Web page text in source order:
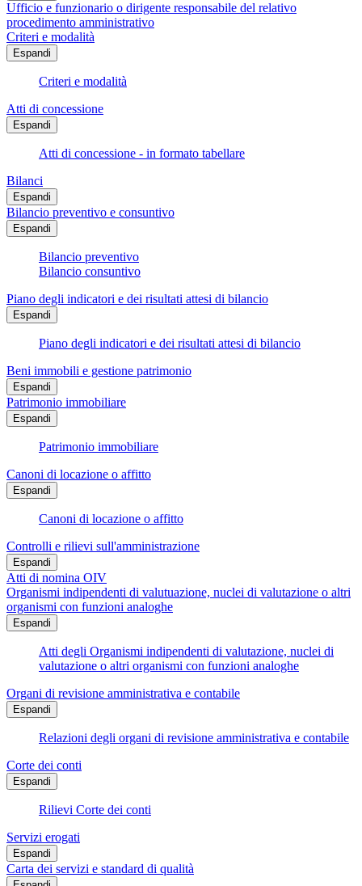
Ufficio e funzionario o dirigente responsabile del relativo
procedimento amministrativo
Criteri e modalità
Espandi
Criteri e modalità
Atti di concessione
Espandi
Atti di concessione - in formato tabellare
Bilanci
Espandi
Bilancio preventivo e consuntivo
Espandi
Bilancio preventivo
Bilancio consuntivo
Piano degli indicatori e dei risultati attesi di bilancio
Espandi
Piano degli indicatori e dei risultati attesi di bilancio
Beni immobili e gestione patrimonio
Espandi
Patrimonio immobiliare
Espandi
Patrimonio immobiliare
Canoni di locazione o affitto
Espandi
Canoni di locazione o affitto
Controlli e rilievi sull'amministrazione
Espandi
Atti di nomina OIV
Organismi indipendenti di valutuazione, nuclei di valutazione o altri
organismi con funzioni analoghe
Espandi
Atti degli Organismi indipendenti di valutazione, nuclei di
valutazione o altri organismi con funzioni analoghe
Organi di revisione amministrativa e contabile
Espandi
Relazioni degli organi di revisione amministrativa e contabile
Corte dei conti
Espandi
Rilievi Corte dei conti
Servizi erogati
Espandi
Carta dei servizi e standard di qualità